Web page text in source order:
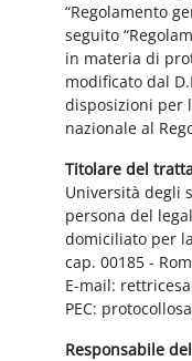
“Regolamento
seguito
in materia di
modificato dal
disposizioni per
nazionale al
Titolare del
Università degli
persona del
domiciliato per
cap. 00185 -
E-mail:
PEC:
Responsabile